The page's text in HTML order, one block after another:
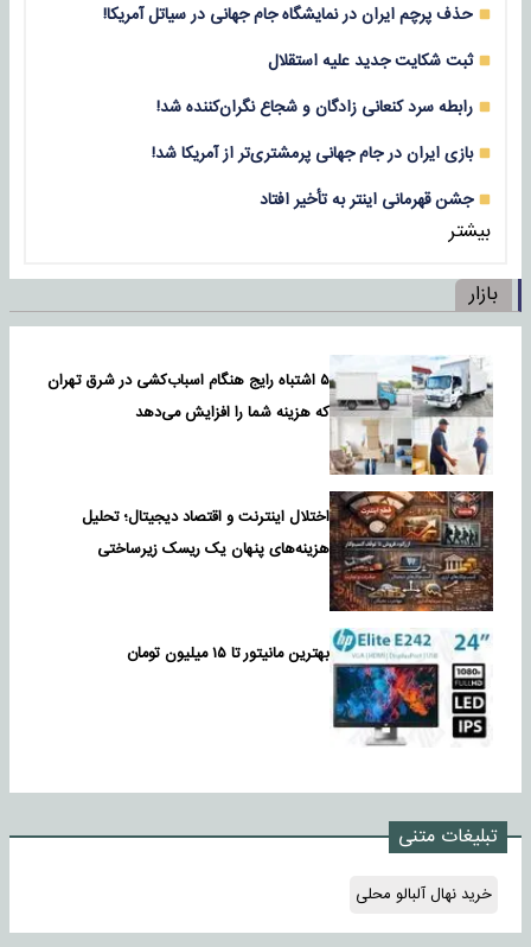
حذف پرچم ایران در نمایشگاه جام جهانی در سیاتل آمریکا!
ثبت شکایت جدید علیه استقلال
رابطه سرد کنعانی زادگان و شجاع نگران‌کننده شد!
بازی‌ ایران در جام جهانی پرمشتری‌تر از آمریکا شد!
جشن قهرمانی اینتر به تأخیر افتاد
بیشتر
بازار
۵ اشتباه رایج هنگام اسباب‌کشی در شرق تهران
که هزینه شما را افزایش می‌دهد
اختلال اینترنت و اقتصاد دیجیتال؛ تحلیل
هزینه‌های پنهان یک ریسک زیرساختی
بهترین مانیتور تا ۱۵ میلیون تومان
تبلیغات متنی
خرید نهال آلبالو محلی